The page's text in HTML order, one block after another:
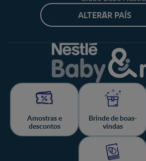
ALTERAR PAÍS
Amostras e
descontos
Brinde de boas-
vindas